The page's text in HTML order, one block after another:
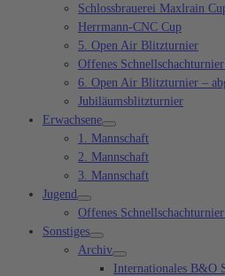
Schlossbrauerei Maxlrain
Herrmann-CNC Cup
5. Open Air Blitzturnier
Offenes
6. Open Air Blitzturnier –
Jubiläumsblitzturnier
Erwachsene
1. Mannschaft
2. Mannschaft
3. Mannschaft
Jugend
Offenes
Sonstiges
Archiv
Internationales B&O